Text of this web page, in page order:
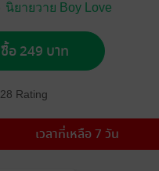
นิยายวาย Boy Love
ซื้อ 249 บาท
28 Rating
เวลาที่เหลือ 7 วัน